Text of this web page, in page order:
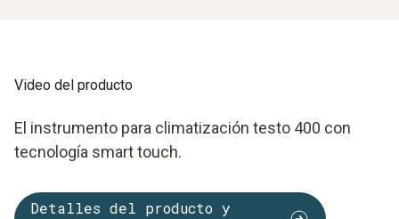
Video del producto
El instrumento para climatización testo 400 con
tecnología smart touch.
Detalles del producto y